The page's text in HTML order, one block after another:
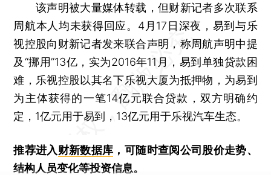
该声明被大量媒体转载，但财新记者多次联系
周航本人均未获得回应。4月17日深夜，易到与乐
视控股向财新记者发来联合声明，称周航声明中提
及“挪用”13亿，实为2016年11月，易到单独贷款困
难，乐视控股以其名下乐视大厦为抵押物，为易到
为主体获得的一笔14亿元联合贷款，双方明确约
定，1亿元用于易到，13亿元用于乐视汽车生态。
推荐进入财新数据库 ，可随时查阅公司股价走势、
结构人员变化等投资信息。